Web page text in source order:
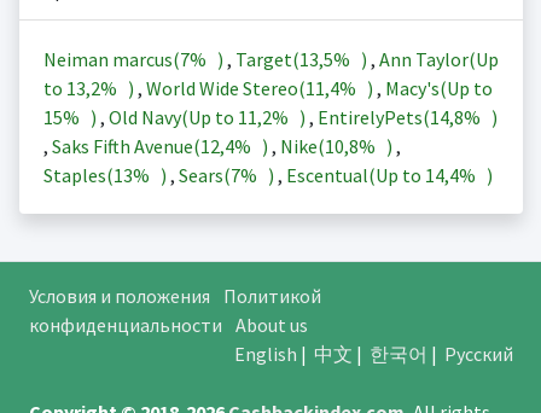
Neiman marcus(7% ) , Target(13,5% ) , Ann Taylor(Up
to 13,2% ) , World Wide Stereo(11,4% ) , Macy's(Up to
15% ) , Old Navy(Up to 11,2% ) , EntirelyPets(14,8% )
, Saks Fifth Avenue(12,4% ) , Nike(10,8% ) ,
Staples(13% ) , Sears(7% ) , Escentual(Up to 14,4% )
Условия и положения
Политикой
конфиденциальности About us
English | 中文 | 한국어 | Русский